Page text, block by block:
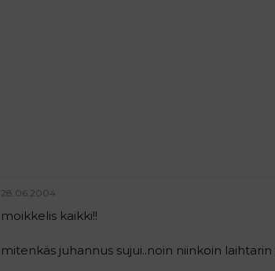
28.06.2004
moikkelis kaikki!!
mitenkäs juhannus sujui..noin niinkoin